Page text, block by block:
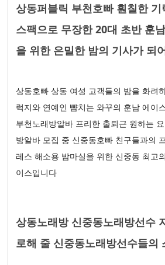
상동퍼블릭 부천호빠 훤칠한 기
스팩으로 무장한 20대 초반 훈
을 위한 은밀한 밤의 기사가 되
상동호빠 상동 여성 고객들의 밤을 화려
럭지와 연예인 뺨치는 와꾸의 훈남 에이
부천노래방알바 프리한 출퇴근 원하는
방알바 모집 중 신중동호빠 친구들과의
레스 해소용 밤마실을 위한 신중동 최고
이스입니다
상동노래방 신중동노래방선수
로해 줄 신중동노래방선수들의